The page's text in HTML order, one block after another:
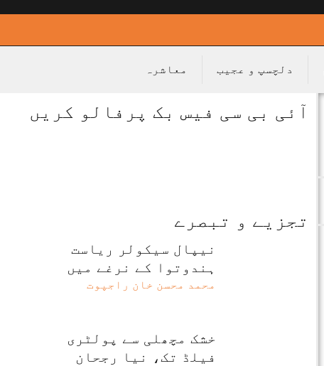
دلچسپ و عجیب معاشرہ
آئی بی سی فیس بک پرفالو کریں
تجزیے و تبصرے
نیپال سیکولر ریاست
ہندوتوا کے نرغے میں
محمد محسن خان راجپوت
خشک مچھلی سے پولٹری
فیلڈ تک، نیا رجحان